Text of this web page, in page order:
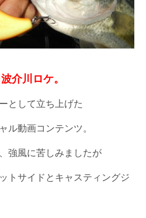
介川ロケ。
として立ち上げた
ル動画コンテンツ。
強風に苦しみましたが
トサイドとキャスティングジ